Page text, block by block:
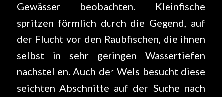
Gewässer beobachten. Kleinfische
spritzen förmlich durch die Gegend, auf
der Flucht vor den Raubfischen, die ihnen
selbst in sehr geringen Wassertiefen
nachstellen. Auch der Wels besucht diese
seichten Abschnitte auf der Suche nach